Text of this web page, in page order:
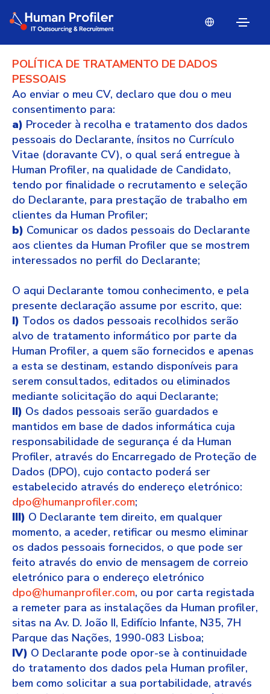
POLÍTICA DE TRATAMENTO DE DADOS
PESSOAIS
Ao enviar o meu CV, declaro que dou o meu
consentimento para:
a) Proceder à recolha e tratamento dos dados
pessoais do Declarante, ínsitos no Currículo
Vitae (doravante CV), o qual será entregue à
Human Profiler, na qualidade de Candidato,
tendo por finalidade o recrutamento e seleção
do Declarante, para prestação de trabalho em
clientes da Human Profiler;
b) Comunicar os dados pessoais do Declarante
aos clientes da Human Profiler que se mostrem
interessados no perfil do Declarante;
O aqui Declarante tomou conhecimento, e pela
presente declaração assume por escrito, que:
I) Todos os dados pessoais recolhidos serão
alvo de tratamento informático por parte da
Human Profiler, a quem são fornecidos e apenas
a esta se destinam, estando disponíveis para
serem consultados, editados ou eliminados
mediante solicitação do aqui Declarante;
II) Os dados pessoais serão guardados e
mantidos em base de dados informática cuja
responsabilidade de segurança é da Human
Profiler, através do Encarregado de Proteção de
Dados (DPO), cujo contacto poderá ser
estabelecido através do endereço eletrónico:
dpo@humanprofiler.com;
III) O Declarante tem direito, em qualquer
momento, a aceder, retificar ou mesmo eliminar
os dados pessoais fornecidos, o que pode ser
feito através do envio de mensagem de correio
eletrónico para o endereço eletrónico
dpo@humanprofiler.com, ou por carta registada
a remeter para as instalações da Human profiler,
sitas na Av. D. João II, Edifício Infante, N35, 7H
Parque das Nações, 1990-083 Lisboa;
IV) O Declarante pode opor-se à continuidade
do tratamento dos dados pela Human profiler,
bem como solicitar a sua portabilidade, através